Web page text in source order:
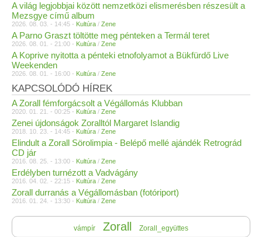
A világ legjobbjai között nemzetközi elismerésben részesült a
Mezsgye című album
2026. 08. 03. - 14:45 - Kultúra / Zene
A Parno Graszt töltötte meg pénteken a Termál teret
2026. 08. 01. - 21:00 - Kultúra / Zene
A Koprive nyitotta a pénteki etnofolyamot a Bükfürdő Live
Weekenden
2026. 08. 01. - 16:00 - Kultúra / Zene
KAPCSOLÓDÓ HÍREK
A Zorall fémforgácsolt a Végállomás Klubban
2020. 01. 21. - 00:25 - Kultúra / Zene
Zenei újdonságok Zoralltól Margaret Islandig
2018. 10. 23. - 14:45 - Kultúra / Zene
Elindult a Zorall Sörolimpia - Belépő mellé ajándék Retrográd
CD jár
2016. 08. 25. - 13:00 - Kultúra / Zene
Erdélyben turnézott a Vadvágány
2016. 04. 02. - 22:15 - Kultúra / Zene
Zorall durranás a Végállomásban (fotóriport)
2016. 01. 24. - 13:30 - Kultúra / Zene
vámpír Zorall Zorall_együttes